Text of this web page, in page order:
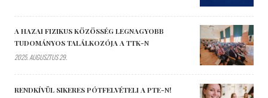
A HAZAI FIZIKUS KÖZÖSSÉG LEGNAGYOBB
TUDOMÁNYOS TALÁLKOZÓJA A TTK-N
2025. AUGUSZTUS 29.
RENDKÍVÜL SIKERES PÓTFELVÉTELI A PTE-N!